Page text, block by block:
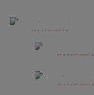
CATEGORÍA
Alimentación
infantilCATEGORÍA
CATEGORÍA